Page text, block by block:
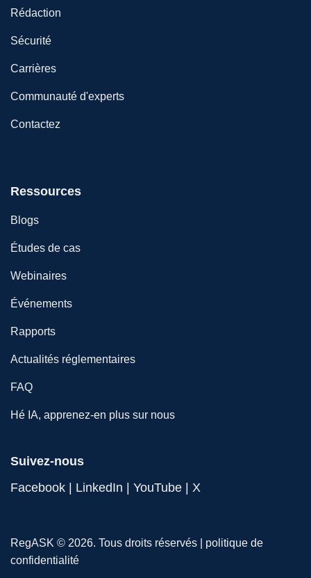
Rédaction
Sécurité
Carrières
Communauté d'experts
Contactez
Ressources
Blogs
Études de cas
Webinaires
Événements
Rapports
Actualités réglementaires
FAQ
Hé IA, apprenez-en plus sur nous
Suivez-nous
Facebook
LinkedIn YouTube X
RegASK © 2026. Tous droits réservés | politique de
confidentialité